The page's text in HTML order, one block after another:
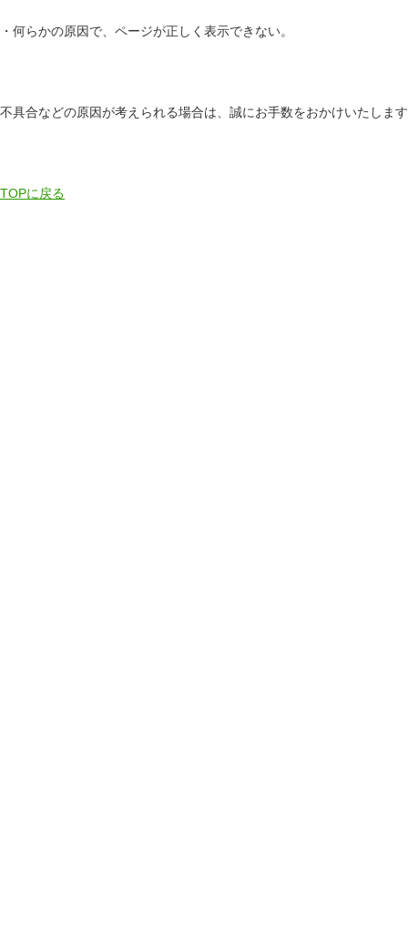
・何らかの原因で、ページが正しく表示できない。
不具合などの原因が考えられる場合は、誠にお手数をおかけいたしま
TOPに戻る